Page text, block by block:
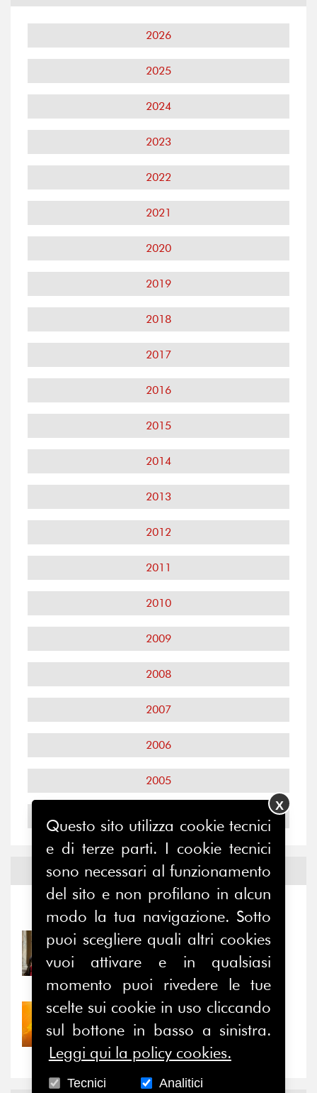
2026
2025
2024
2023
2022
2021
2020
2019
2018
2017
2016
2015
2014
2013
2012
2011
2010
2009
2008
2007
2006
2005
2004
Notizie edEventi
Eventi
31/07/2026
Prima della pausa estiva,
il valore di...
30/07/2026
Nove anni dopo la
“grande cecità”: la...
Questo sito utilizza cookie tecnici
e di terze parti. I cookie tecnici
sono necessari al funzionamento
del sito e non profilano in alcun
modo la tua navigazione. Sotto
puoi scegliere quali altri cookies
vuoi attivare e in qualsiasi
momento puoi rivedere le tue
scelte sui cookie in uso cliccando
sul bottone in basso a sinistra.
Leggi qui la policy cookies.
Tecnici Analitici
X